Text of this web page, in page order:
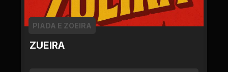
ZUEIRA
PIADA E ZOEIRA